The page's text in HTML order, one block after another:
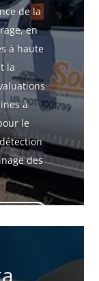
de la
en
à haute
la
à
le
des